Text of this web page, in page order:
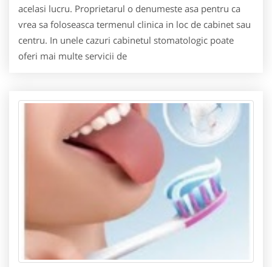
acelasi lucru. Proprietarul o denumeste asa pentru ca
vrea sa foloseasca termenul clinica in loc de cabinet sau
centru. In unele cazuri cabinetul stomatologic poate
oferi mai multe servicii de